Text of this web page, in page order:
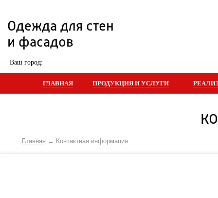
Одежда для стен
и фасадов
Ваш город:
ГЛАВНАЯ ПРОДУКЦИЯ И УСЛУГИ
Главная Контактная информация